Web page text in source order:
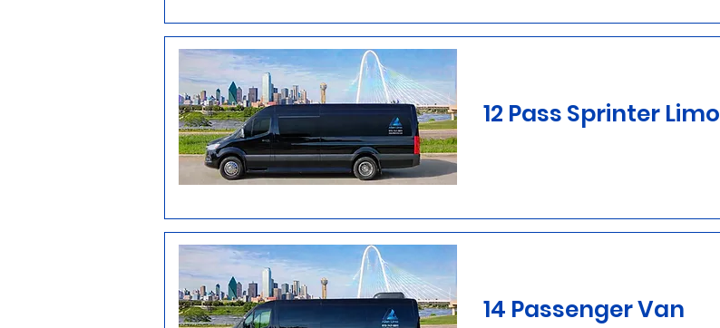
12 Pass Sprinter Limo
14 Passenger Van